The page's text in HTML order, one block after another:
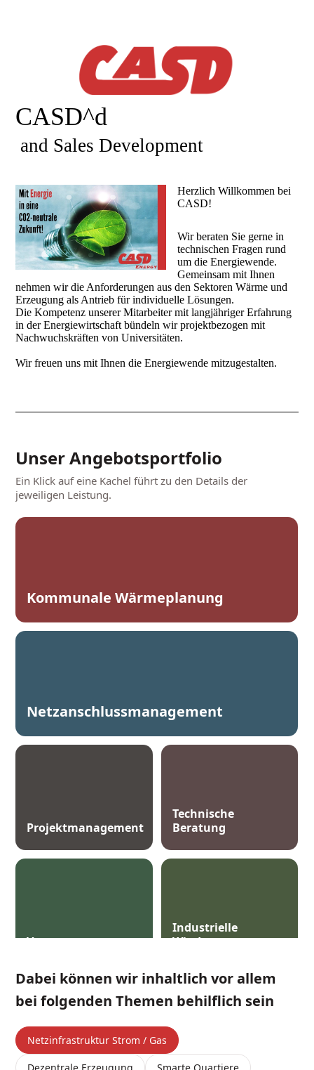
CASD^d
and Sales Development
Herzlich Willkommen bei
CASD!
Wir beraten Sie gerne in
technischen Fragen rund
um die Energiewende.
Gemeinsam mit Ihnen
nehmen wir die Anforderungen aus den Sektoren Wärme und
Erzeugung als Antrieb für individuelle Lösungen.
Die Kompetenz unserer Mitarbeiter mit langjähriger Erfahrung
in der Energiewirtschaft bündeln wir projektbezogen mit
Nachwuchskräften von Universitäten.
Wir freuen uns mit Ihnen die Energiewende mitzugestalten.